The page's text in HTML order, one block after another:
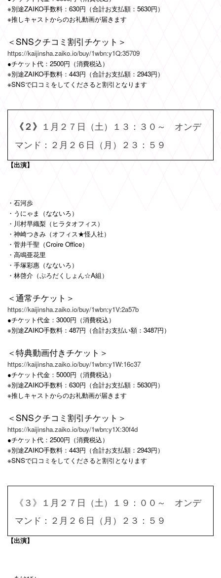
※別途ZAIKO手数料：630円（合計お支払額：5630円）
※推しキャストからのお礼動画が届きます
＜SNSクチコミ割引チケット＞
https://kaijinsha.zaiko.io/buy/1wbn:y1Q:35709
●チケット代：2500円（消費税込）
※別途ZAIKO手数料：443円（合計お支払額：2943円）
※SNSで口コミをしてくださると割引となります
《２》 １月２７日（土）１３：３０～ オンデ
マンド：２月２６日（月）２３：５９
【出演】
・石河歩
・うにゃま（なないろ）
・川村早織梨（ヒラタオフィス）
・神崎つきみ（オフィス★怪人社）
・菅井千聖（Croire Office）
・高鳴亜花里
・手塚彩惠（なないろ）
・林啓介（ぷろだくしょん☆A組）
＜通常チケット＞
https://kaijinsha.zaiko.io/buy/1wbn:y1V:2a57b
●チケット代金：3000円（消費税込）
※別途ZAIKO手数料：487円（合計お支払い額：3487円）
＜特典動画付きチケット＞
https://kaijinsha.zaiko.io/buy/1wbn:y1W:16c37
●チケット代金：5000円（消費税込）
※別途ZAIKO手数料：630円（合計お支払額：5630円）
※推しキャストからのお礼動画が届きます
＜SNSクチコミ割引チケット＞
https://kaijinsha.zaiko.io/buy/1wbn:y1X:30f4d
●チケット代：2500円（消費税込）
※別途ZAIKO手数料：443円（合計お支払額：2943円）
※SNSで口コミをしてくださると割引となります
《３》１月２７日（土）１９：００～ オンデ
マンド：２月２６日（月）２３：５９
【出演】